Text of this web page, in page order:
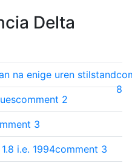
Delta
na enige uren stilstand
8
comment 2
3
i.e. 1994comment 3